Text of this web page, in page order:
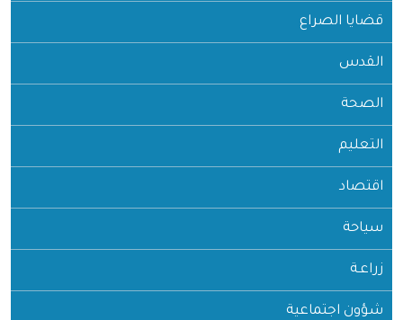
قضايا الصراع
القدس
الصحة
التعليم
اقتصاد
سياحة
زراعـة
شؤون اجتماعية